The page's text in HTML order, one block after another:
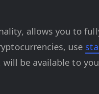
allows you to
use
be available to